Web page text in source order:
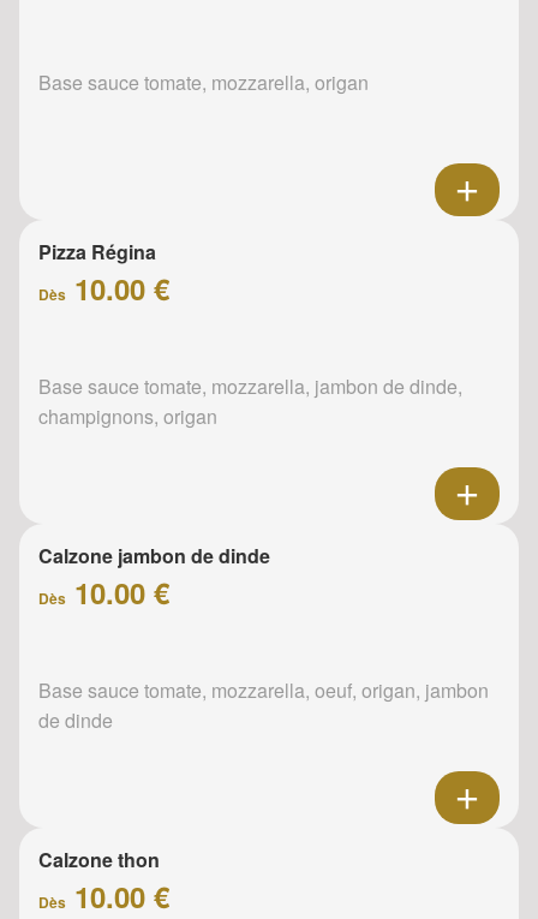
Base sauce tomate, mozzarella, origan
Pizza Régina
Dès 10.00 €
Base sauce tomate, mozzarella, jambon de dinde,
champignons, origan
Calzone jambon de dinde
Dès 10.00 €
Base sauce tomate, mozzarella, oeuf, origan, jambon
de dinde
Calzone thon
Dès 10.00 €